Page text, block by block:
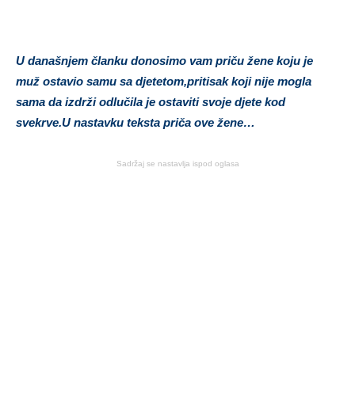
U današnjem članku donosimo vam priču žene koju je
muž ostavio samu sa djetetom,pritisak koji nije mogla
sama da izdrži odlučila je ostaviti svoje djete kod
svekrve.U nastavku teksta priča ove žene…
Sadržaj se nastavlja ispod oglasa